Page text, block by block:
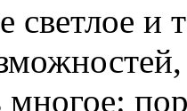
светлое и